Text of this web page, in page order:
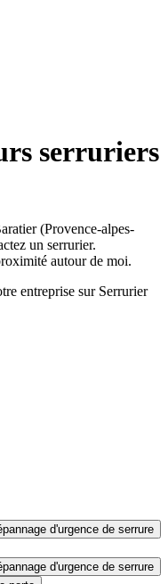
serruriers
(Provence-alpes-
un serrurier.
autour de moi.
entreprise sur Serrurier
d'urgence de serrure
d'urgence de serrure